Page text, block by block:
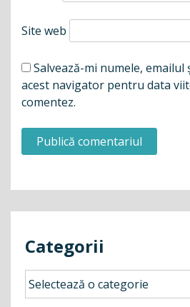
Site web
Salvează-mi numele, emailul
acest navigator pentru data
comentez.
Categorii
Categorii